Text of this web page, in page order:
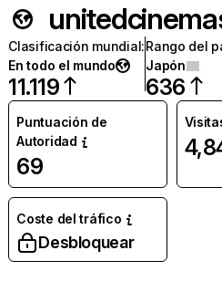
Clasificación mundial:
En todo el mundo
11.119
Rango del
Japón
636
Puntuación de
Autoridad
69
Coste del tráfico
Desbloquear